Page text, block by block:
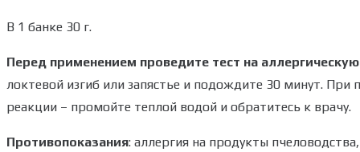
В 1 банке 30 г.
Перед применением проведите тест на
локтевой изгиб или запястье и подождите 30 минут. При
реакции – промойте теплой водой и обратитесь к врачу.
Противопоказания: аллергия на продукты